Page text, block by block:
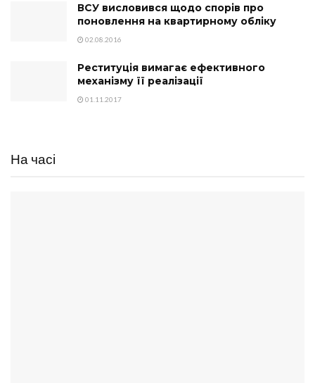
ВСУ висловився щодо спорів про
поновлення на квартирному обліку
02.08.2016
Реституція вимагає ефективного
механізму її реалізації
01.11.2017
На часі